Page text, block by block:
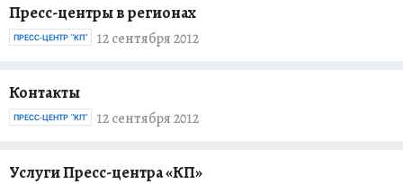
Пресс-центры в регионах
12 сентября 2012
ПРЕСС-ЦЕНТР "КП"
Контакты
12 сентября 2012
ПРЕСС-ЦЕНТР "КП"
Услуги Пресс-центра «КП»